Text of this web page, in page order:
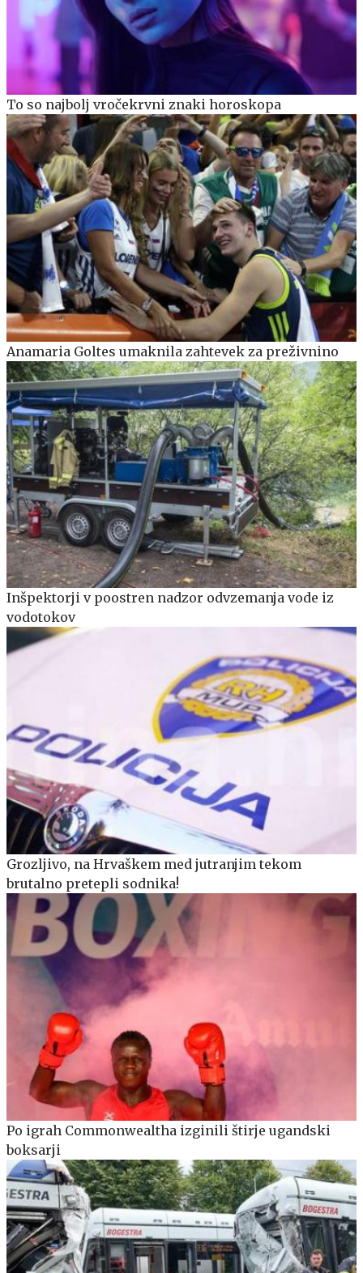
To so najbolj vročekrvni znaki horoskopa
Anamaria Goltes umaknila zahtevek za preživnino
Inšpektorji v poostren nadzor odvzemanja vode iz
vodotokov
Grozljivo, na Hrvaškem med jutranjim tekom
brutalno pretepli sodnika!
Po igrah Commonwealtha izginili štirje ugandski
boksarji